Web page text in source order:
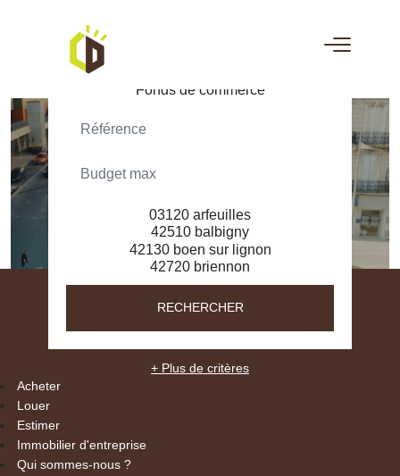
RECHERCHER
+ Plus de critères
Acheter
Louer
Estimer
Immobilier d'entreprise
Qui sommes-nous ?